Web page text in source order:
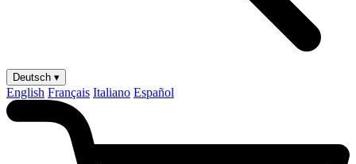
Deutsch ▾
English Français Italiano Español